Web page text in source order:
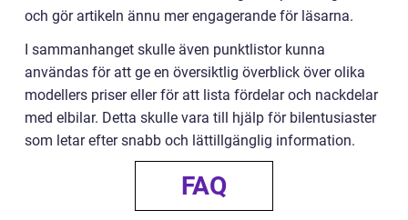
och gör artikeln ännu mer engagerande för läsarna.
I sammanhanget skulle även punktlistor kunna
användas för att ge en översiktlig överblick över olika
modellers priser eller för att lista fördelar och nackdelar
med elbilar. Detta skulle vara till hjälp för bilentusiaster
som letar efter snabb och lättillgänglig information.
FAQ